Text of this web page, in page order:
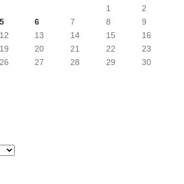
1
2
5 6 7 8
9
12 13 14 15
16
19 20 21 22
23
26 27 28 29
30